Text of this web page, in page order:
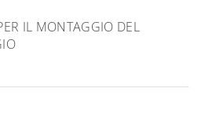
IL MONTAGGIO DEL